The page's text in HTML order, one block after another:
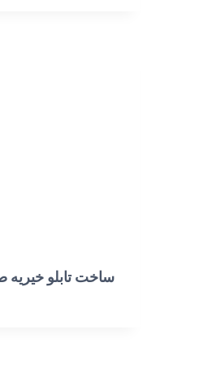
ساخت تابلو خیریه